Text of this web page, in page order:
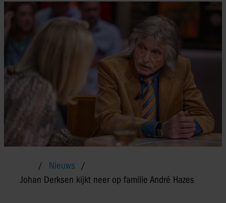
Nieuws
Johan Derksen kijkt neer op familie André Hazes